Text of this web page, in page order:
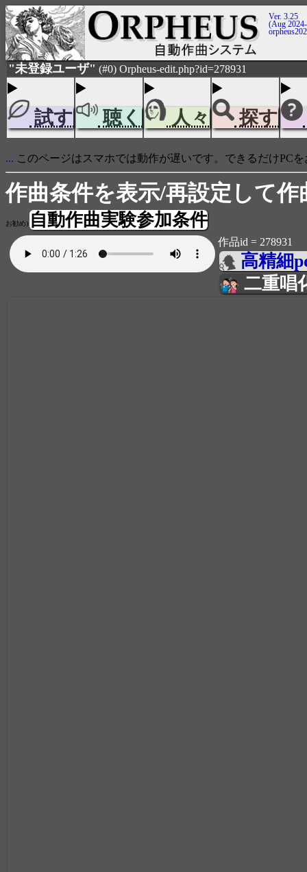
Ver. 3.25
(Aug
"未登録ユーザ" (#0) Orpheus-edit.php?id=278931
試す 聴く 人々 探す
... このページはスマホでは動作が遅いです。できるだけPC
作曲条件を表示/再設定して作
お勧め)自動作曲実験参加条件
作品id = 278931
高精細
二重唱